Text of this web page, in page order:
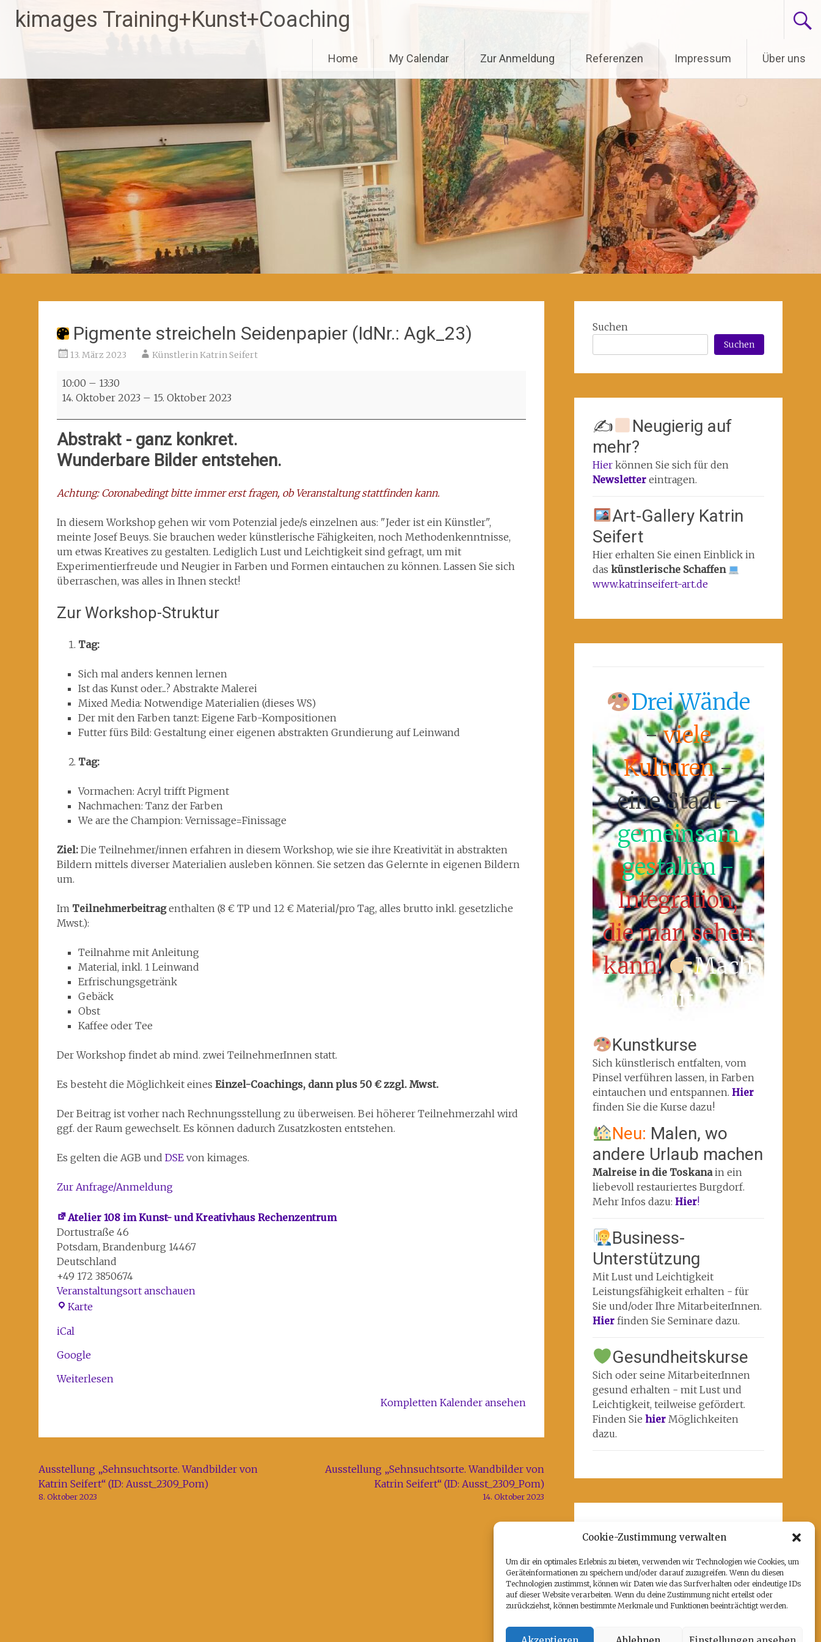
Cookie-Zustimmung verwalten
Um dir ein optimales Erlebnis zu bieten, verwenden wir Technologien wie Cookies, um
Geräteinformationen zu speichern und/oder darauf zuzugreifen. Wenn du diesen
Technologien zustimmst, können wir Daten wie das Surfverhalten oder eindeutige IDs
auf dieser Website verarbeiten. Wenn du deine Zustimmung nicht erteilst oder
zurückziehst, können bestimmte Merkmale und Funktionen beeinträchtigt werden.
Zum
Inhaltkimages Training+Kunst+Coaching
Home My Calendar Zur Anmeldung Referenzen Impressum Über uns
Pigmente streicheln Seidenpapier (IdNr.: Agk_23)
13. März 2023 Künstlerin Katrin Seifert
Pigmente
streicheln
(IdNr.:
Agk_23)
10:00 – 13:30
14. Oktober 2023 – 15. Oktober 2023
Abstrakt - ganz konkret.
Wunderbare Bilder entstehen.
Achtung: Coronabedingt bitte immer erst fragen, ob Veranstaltung stattfinden kann.
In diesem Workshop gehen wir vom Potenzial jede/s einzelnen aus: "Jeder ist ein Künstler",
meinte Josef Beuys. Sie brauchen weder künstlerische Fähigkeiten, noch Methodenkenntnisse,
um etwas Kreatives zu gestalten. Lediglich Lust und Leichtigkeit sind gefragt, um mit
Experimentierfreude und Neugier in Farben und Formen eintauchen zu können. Lassen Sie sich
überraschen, was alles in Ihnen steckt!
Zur Workshop-Struktur
Tag:
Sich mal anders kennen lernen
Ist das Kunst oder...? Abstrakte Malerei
Mixed Media: Notwendige Materialien (dieses WS)
Der mit den Farben tanzt: Eigene Farb-Kompositionen
Futter fürs Bild: Gestaltung einer eigenen abstrakten Grundierung auf Leinwand
Tag:
Vormachen: Acryl trifft Pigment
Nachmachen: Tanz der Farben
We are the Champion: Vernissage=Finissage
Ziel: Die Teilnehmer/innen erfahren in diesem Workshop, wie sie ihre Kreativität in abstrakten
Bildern mittels diverser Materialien ausleben können. Sie setzen das Gelernte in eigenen Bildern
um.
Im Teilnehmerbeitragenthalten (8 € TP und 12 € Material/pro Tag, alles brutto inkl. gesetzliche
Mwst.):
Teilnahme mit Anleitung
Material, inkl. 1 Leinwand
Erfrischungsgetränk
Gebäck
Obst
Kaffee oder Tee
Der Workshop findet ab mind. zwei TeilnehmerInnen statt.
Es besteht die Möglichkeit eines Einzel-Coachings, dann plus 50 € zzgl. Mwst.
Der Beitrag ist vorher nach Rechnungsstellung zu überweisen. Bei höherer Teilnehmerzahl wird
ggf. der Raum gewechselt. Es können dadurch Zusatzkosten entstehen.
Es gelten die AGB und DSE von kimages.
Zur Anfrage/Anmeldung
Atelier 108 im Kunst- und Kreativhaus Rechenzentrum
Dortustraße 46
Potsdam, Brandenburg 14467
Deutschland
+49 172 3850674
Veranstaltungsort anschauen
KarteAtelier
Kreativhaus
iCal
Google
Weiterlesen
Kompletten Kalender ansehen
Beitragsnavigation
Ausstellung „Sehnsuchtsorte. Wandbilder von
Katrin Seifert“ (ID: Ausst_2309_Pom)
8. Oktober 2023
Ausstellung „Sehnsuchtsorte. Wandbilder von
Katrin Seifert“ (ID: Ausst_2309_Pom)
14. Oktober 2023
Suchen
Suchen
✍
Neugierig auf
mehr?
Hierkönnen Sie sich für den
Newsletter eintragen.
Art-Gallery Katrin
Seifert
Hier erhalten Sie einen Einblick in
das künstlerische Schaffen
www.katrinseifert-art.de
Drei Wände
-viele
Kulturen-
eine Stadt -
gemeinsam
gestalten -
Integration,
die man sehen
kann!
Mach
mit!
Kunstkurse
Sich künstlerisch entfalten, vom
Pinsel verführen lassen, in Farben
eintauchen und entspannen. Hier
finden Sie die Kurse dazu!
Neu: Malen, wo
andere Urlaub machen
Malreise in die Toskanain ein
liebevoll restauriertes Burgdorf.
Mehr Infos dazu: Hier!
Business-
Unterstützung
Mit Lust und Leichtigkeit
Leistungsfähigkeit erhalten - für
Sie und/oder Ihre MitarbeiterInnen.
Hier finden Sie Seminare dazu.
Gesundheitskurse
Sich oder seine MitarbeiterInnen
gesund erhalten - mit Lust und
Leichtigkeit, teilweise gefördert.
Finden Sie hier Möglichkeiten
dazu.
Unsere Partner
kreative und künstlerische ♥️von
Potsdam:www.rz-potsdam.deund
mein Atelier 108